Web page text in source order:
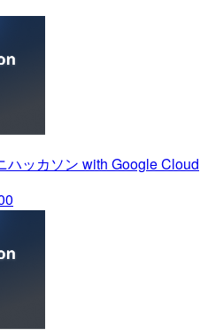
ハッカソン with Google Cloud